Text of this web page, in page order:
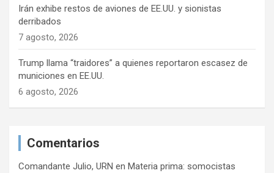
Irán exhibe restos de aviones de EE.UU. y sionistas
derribados
7 agosto, 2026
Trump llama “traidores” a quienes reportaron escasez de
municiones en EE.UU.
6 agosto, 2026
Comentarios
Comandante Julio, URN en Materia prima: somocistas